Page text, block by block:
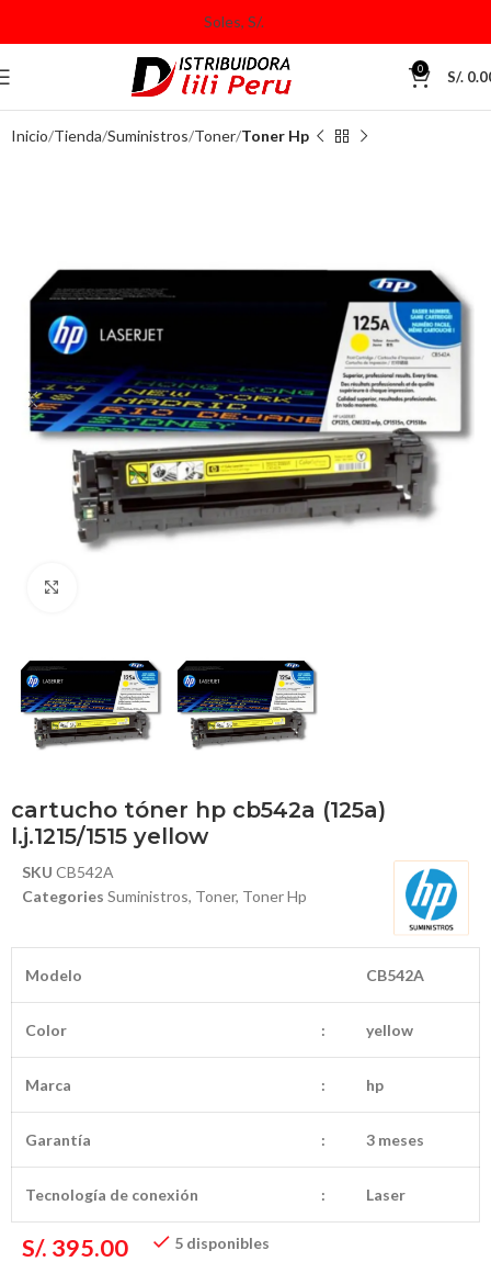
0 S/.
Inicio Tienda Suministros Toner Toner Hp
cartucho tóner hp cb542a (125a)
l.j.1215/1515 yellow
SKU CB542A
Categories Suministros, Toner, Toner Hp
Modelo CB542A
Color : yellow
Marca : hp
Garantía : 3 meses
Tecnología de conexión : Laser
S/. 395.00
5 disponibles